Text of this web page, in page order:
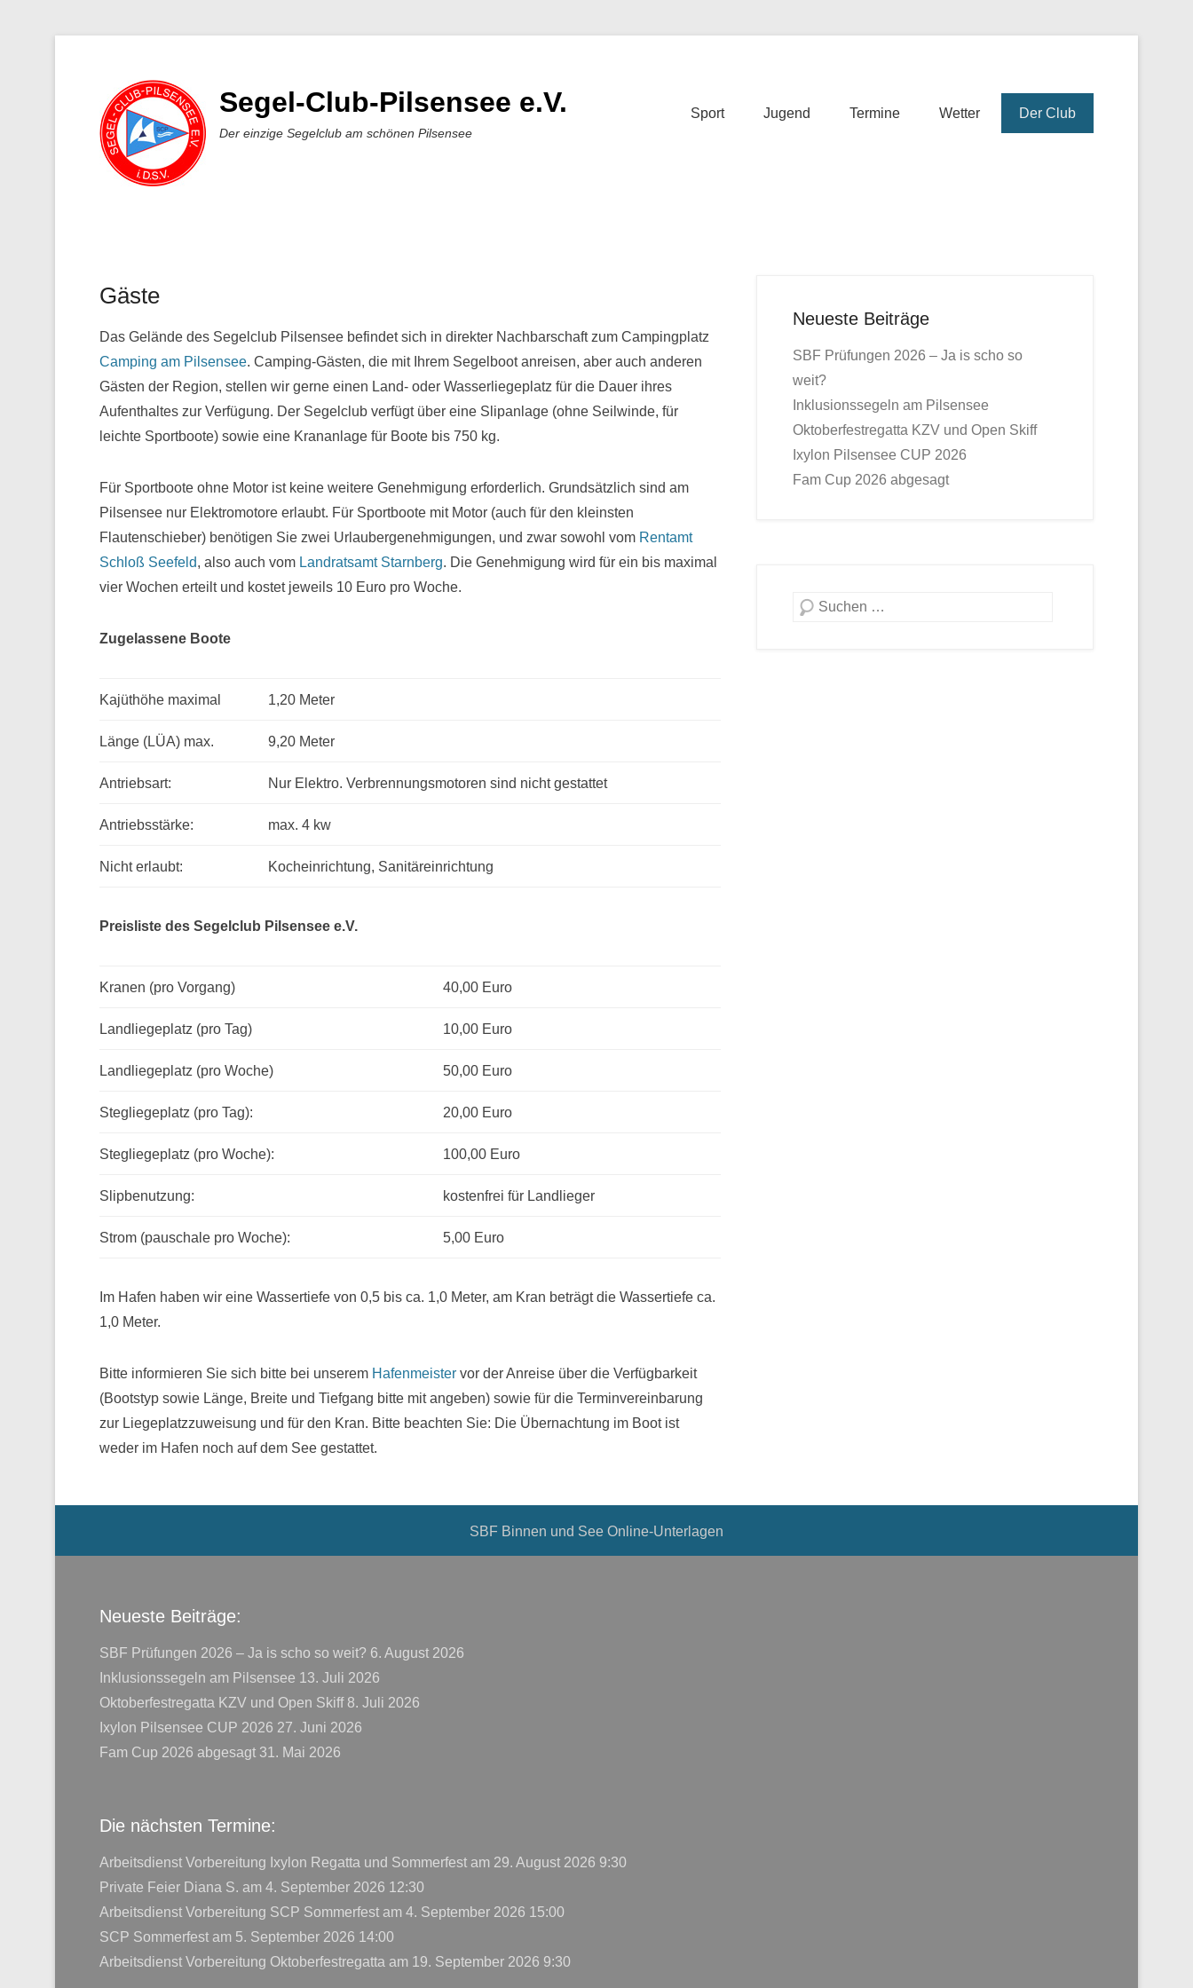
Segel-Club-Pilsensee e.V.
Der einzige Segelclub am schönen Pilsensee
Sport Jugend Termine Wetter Der Club
Gäste
Veröffentlicht am 11. April 2017Von Daniel Treplin
Das Gelände des Segelclub Pilsensee befindet sich in direkter Nachbarschaft zum Campingplatz
Camping am Pilsensee. Camping-Gästen, die mit Ihrem Segelboot anreisen, aber auch anderen
Gästen der Region, stellen wir gerne einen Land- oder Wasserliegeplatz für die Dauer ihres
Aufenthaltes zur Verfügung. Der Segelclub verfügt über eine Slipanlage (ohne Seilwinde, für
leichte Sportboote) sowie eine Krananlage für Boote bis 750 kg.
Für Sportboote ohne Motor ist keine weitere Genehmigung erforderlich. Grundsätzlich sind am
Pilsensee nur Elektromotore erlaubt. Für Sportboote mit Motor (auch für den kleinsten
Flautenschieber) benötigen Sie zwei Urlaubergenehmigungen, und zwar sowohl vom Rentamt
Schloß Seefeld, also auch vom Landratsamt Starnberg. Die Genehmigung wird für ein bis maximal
vier Wochen erteilt und kostet jeweils 10 Euro pro Woche.
Zugelassene Boote
Kajüthöhe maximal 1,20 Meter
Länge (LÜA) max. 9,20 Meter
Antriebsart: Nur Elektro. Verbrennungsmotoren sind nicht gestattet
Antriebsstärke: max. 4 kw
Nicht erlaubt: Kocheinrichtung, Sanitäreinrichtung
Preisliste des Segelclub Pilsensee e.V.
Kranen (pro Vorgang) 40,00 Euro
Landliegeplatz (pro Tag) 10,00 Euro
Landliegeplatz (pro Woche) 50,00 Euro
Stegliegeplatz (pro Tag): 20,00 Euro
Stegliegeplatz (pro Woche): 100,00 Euro
Slipbenutzung: kostenfrei für Landlieger
Strom (pauschale pro Woche): 5,00 Euro
Im Hafen haben wir eine Wassertiefe von 0,5 bis ca. 1,0 Meter, am Kran beträgt die Wassertiefe ca.
1,0 Meter.
Bitte informieren Sie sich bitte bei unserem Hafenmeister vor der Anreise über die Verfügbarkeit
(Bootstyp sowie Länge, Breite und Tiefgang bitte mit angeben) sowie für die Terminvereinbarung
zur Liegeplatzzuweisung und für den Kran. Bitte beachten Sie: Die Übernachtung im Boot ist
weder im Hafen noch auf dem See gestattet.
Neueste Beiträge
SBF Prüfungen 2026 – Ja is scho so
weit?
Inklusionssegeln am Pilsensee
Oktoberfestregatta KZV und Open Skiff
Ixylon Pilsensee CUP 2026
Fam Cup 2026 abgesagt
Suche
SBF Binnen und See Online-Unterlagen
Neueste Beiträge:
SBF Prüfungen 2026 – Ja is scho so weit? 6. August 2026
Inklusionssegeln am Pilsensee 13. Juli 2026
Oktoberfestregatta KZV und Open Skiff 8. Juli 2026
Ixylon Pilsensee CUP 2026 27. Juni 2026
Fam Cup 2026 abgesagt 31. Mai 2026
Die nächsten Termine:
Arbeitsdienst Vorbereitung Ixylon Regatta und Sommerfest am 29. August 2026 9:30
Private Feier Diana S. am 4. September 2026 12:30
Arbeitsdienst Vorbereitung SCP Sommerfest am 4. September 2026 15:00
SCP Sommerfest am 5. September 2026 14:00
Arbeitsdienst Vorbereitung Oktoberfestregatta am 19. September 2026 9:30